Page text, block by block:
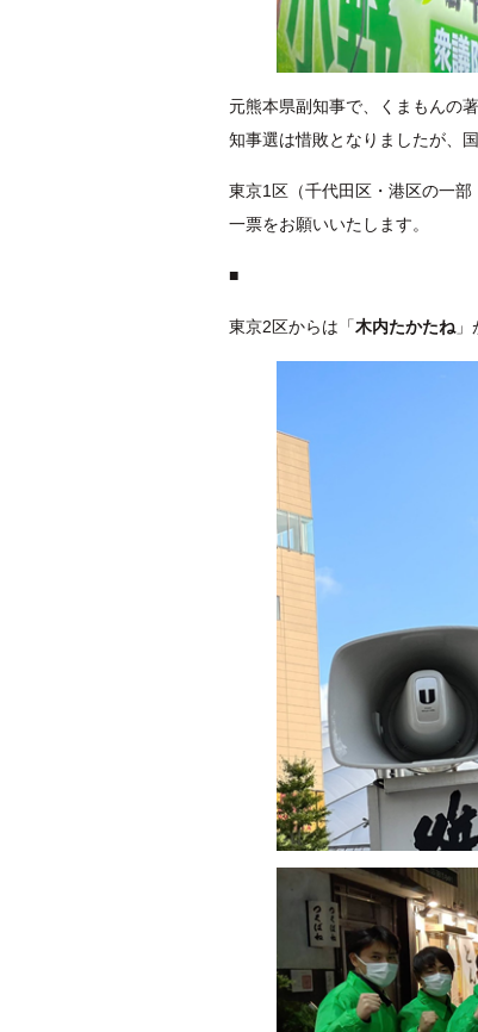
元熊本県副知事で、くまもんの
知事選は惜敗となりましたが、
東京1区（千代田区・港区の一
一票をお願いいたします。
■
東京2区からは「木内たかたね